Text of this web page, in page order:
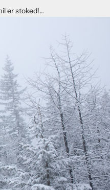
er stoked!…